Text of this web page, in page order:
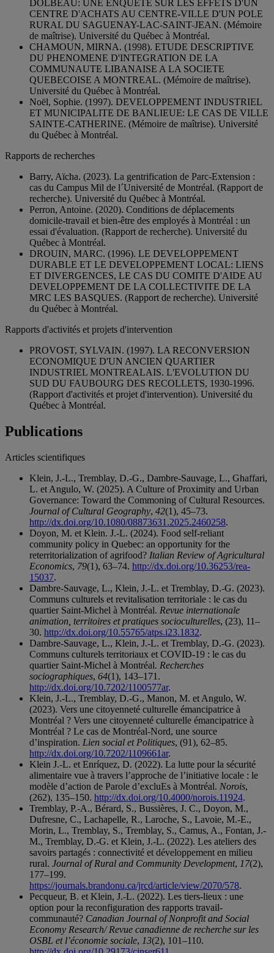
DOLBEAU: UNE ENQUETE SUR LES EFFETS D'UN
CENTRE D'ACHATS AU CENTRE-VILLE D'UN POLE
RURAL DU SAGUENAY-LAC-SAINT-JEAN. (Mémoire
de maîtrise). Université du Québec à Montréal.
CHAMOUN, MIRNA. (1998). ETUDE DESCRIPTIVE
DU PHENOMENE D'INTEGRATION DE LA
COMMUNAUTE LIBANAISE A LA SOCIETE
QUEBECOISE A MONTREAL. (Mémoire de maîtrise).
Université du Québec à Montréal.
Noël, Sophie. (1997). DEVELOPPEMENT INDUSTRIEL
ET MUNICIPALITE DE BANLIEUE: LE CAS DE VILLE
SAINTE-CATHERINE. (Mémoire de maîtrise). Université
du Québec à Montréal.
Rapports de recherches
Barry, Aïcha. (2023). La gentrification de Parc-Extension :
cas du Campus Mil de l´Université de Montréal. (Rapport de
recherche). Université du Québec à Montréal.
Perron, Antoine. (2020). Conditions de déplacements
domicile-travail et bien-être des employés à Montréal : un
essai d'évaluation. (Rapport de recherche). Université du
Québec à Montréal.
DROUIN, MARC. (1996). LE DEVELOPPEMENT
DURABLE ET LE DEVELOPPEMENT LOCAL: LIENS
ET DIVERGENCES, LE CAS DU COMITE D'AIDE AU
DEVELOPPEMENT DE LA COLLECTIVITE DE LA
MRC LES BASQUES. (Rapport de recherche). Université
du Québec à Montréal.
Rapports d'activités et projets d'intervention
PROVOST, SYLVAIN. (1997). LA RECONVERSION
ECONOMIQUE D'UN ANCIEN QUARTIER
INDUSTRIEL MONTREALAIS. L'EVOLUTION DU
SUD DU FAUBOURG DES RECOLLETS, 1930-1996.
(Rapport d'activités et projet d'intervention). Université du
Québec à Montréal.
Publications
Articles scientifiques
Klein, J.-L., Tremblay, D.-G., Dambre-Sauvage, L., Ghaffari,
L. et Angulo, W. (2025). A Culture of Proximity and Urban
Governance: Toward the Commoning of Cultural Resources.
Journal of Cultural Geography, 42(1), 45–73.
http://dx.doi.org/10.1080/08873631.2025.2460258.
Doyon, M. et Klein. J.-L. (2024). Food self-reliant
community policy in Quebec: an opportunity for the
reterritorialization of agrifood? Italian Review of Agricultural
Economics, 79(1), 63–74. http://dx.doi.org/10.36253/rea-
15037.
Dambre-Sauvage, L., Klein, J.-L. et Tremblay, D.-G. (2023).
Communs culturels et revitalisation territoriale : le cas du
quartier Saint-Michel à Montréal. Revue internationale
animation, territoires et pratiques socioculturelles, (23), 11–
30. http://dx.doi.org/10.55765/atps.i23.1832.
Dambre-Sauvage, L., Klein, J.-L. et Tremblay, D.-G. (2023).
Communs culturels territoriaux et COVID-19 : le cas du
quartier Saint-Michel à Montréal. Recherches
sociographiques, 64(1), 143–171.
http://dx.doi.org/10.7202/1100577ar.
Klein, J.-L., Tremblay, D.-G., Manon, M. et Angulo, W.
(2023). Vers une citoyenneté culturelle émancipatrice à
Montréal ? Vers une citoyenneté culturelle émancipatrice à
Montréal ? Le cas de Montréal-Nord, une source
d’inspiration. Lien social et Politiques, (91), 62–85.
http://dx.doi.org/10.7202/1109661ar.
Klein J.-L. et Enríquez, D. (2022). La lutte pour la sécurité
alimentaire vue à travers l’approche de l’initiative locale : le
modèle d’action de Parole d’excluEs à Montréal. Norois,
(262), 135–150. http://dx.doi.org/10.4000/norois.11924.
Tremblay, P.-A., Bérard, S., Bussières, J. C., Doyon, M.,
Dufresne, C., Lachapelle, R., Laroche, S., Lavoie, M.-E.,
Morin, L., Tremblay, S., Tremblay, S., Camus, A., Fontan, J.-
M., Tremblay, D.-G. et Klein, J.-L. (2022). Les ateliers des
savoirs partagés : connectivité et développement en milieu
rural. Journal of Rural and Community Development, 17(2),
177–199.
https://journals.brandonu.ca/jrcd/article/view/2070/578.
Pecqueur, B. et Klein, J.-L. (2022). Les tiers-lieux : une
option pour la reconfiguration des rapports travail-
communauté? Canadian Journal of Nonprofit and Social
Economy Research/ Revue canadienne de recherche sur les
OSBL et l’économie sociale, 13(2), 101–110.